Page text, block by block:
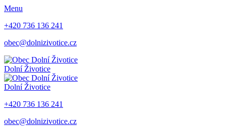
Menu
+420 736 136 241
obec@dolnizivotice.cz
Dolní Životice
Dolní Životice
+420 736 136 241
obec@dolnizivotice.cz